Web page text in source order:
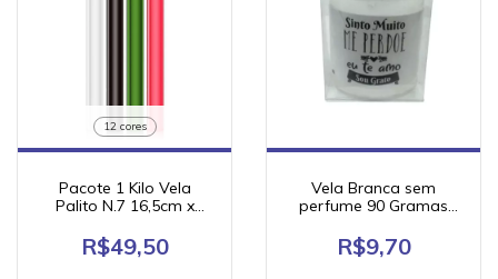
12 cores
Pacote 1 Kilo Vela
Palito N.7 16,5cm x
R$49,50
Vela Branca sem
perfume 90 Gramas
Hoponopono
R$9,70